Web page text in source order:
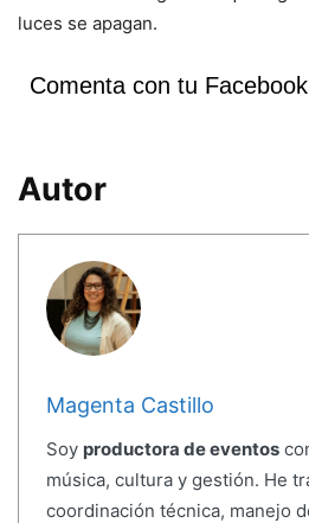
luces se apagan.
Comenta con tu
Autor
Magenta Castillo
Soy productora de eventos
música, cultura y gestión. He
coordinación técnica, manejo